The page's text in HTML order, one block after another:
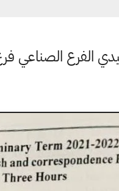
الفرع الصناعي